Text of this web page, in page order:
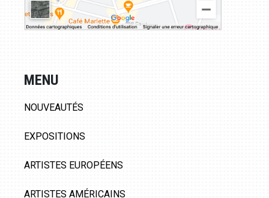
MENU
NOUVEAUTÉS
EXPOSITIONS
ARTISTES EUROPÉENS
ARTISTES AMÉRICAINS